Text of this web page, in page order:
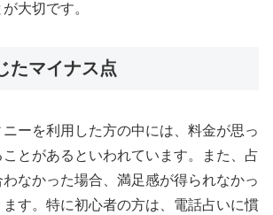
大切です。
たマイナス点
ーを利用した方の中には、料金が思っ
とがあるといわれています。また、占
なかった場合、満足感が得られなかっ
す。特に初心者の方は、電話占いに慣